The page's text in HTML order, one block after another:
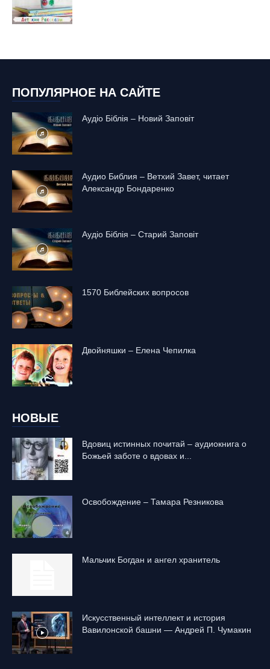
ПОПУЛЯРНОЕ НА САЙТЕ
Аудіо Біблія – Новий Заповіт
Аудио Библия – Ветхий Завет, читает
Александр Бондаренко
Аудіо Біблія – Старий Заповіт
1570 Библейских вопросов
Двойняшки – Елена Чепилка
НОВЫЕ
Вдовиц истинных почитай – аудиокнига о
Божьей заботе о вдовах и...
Освобождение – Тамара Резникова
Mальчик Богдан и ангел хранитель
Искусственный интеллект и история
Вавилонской башни — Андрей П. Чумакин